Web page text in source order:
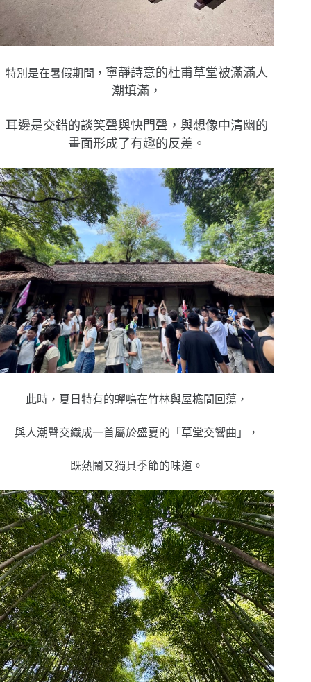
特別是在暑假期間， 寧靜詩意的杜甫草堂被滿滿人
潮填滿，
耳邊是交錯的談笑聲與快門聲，與想像中清幽的
畫面形成了有趣的反差。
此時，夏日特有的蟬鳴在竹林與屋檐間回蕩，
與人潮聲交織成一首屬於盛夏的「草堂交響曲」，
既熱鬧又獨具季節的味道。